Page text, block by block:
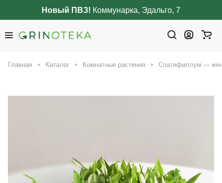
Новый ПВЗ! Коммунарка, Эдальго, 7
Главная Каталог Комнатные растения Спатифиллум —